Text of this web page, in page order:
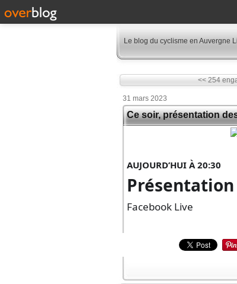
Le blog du cyclisme en Auvergne
<< 254
31 mars 2023
Ce soir, présentation
AUJOURD’HUI À 20:30
Présentation
Facebook Live